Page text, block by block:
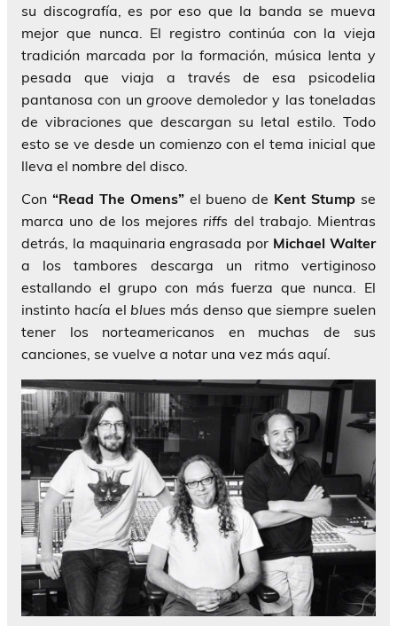
su discografía, es por eso que la banda se mueva
mejor que nunca. El registro continúa con la vieja
tradición marcada por la formación, música lenta y
pesada que viaja a través de esa psicodelia
pantanosa con un groove demoledor y las toneladas
de vibraciones que descargan su letal estilo. Todo
esto se ve desde un comienzo con el tema inicial que
lleva el nombre del disco.
Con “Read The Omens”el bueno de Kent Stump se
marca uno de los mejores riffs del trabajo. Mientras
detrás, la maquinaria engrasada por Michael Walter
a los tambores descarga un ritmo vertiginoso
estallando el grupo con más fuerza que nunca. El
instinto hacía el blues más denso que siempre suelen
tener los norteamericanos en muchas de sus
canciones, se vuelve a notar una vez más aquí.